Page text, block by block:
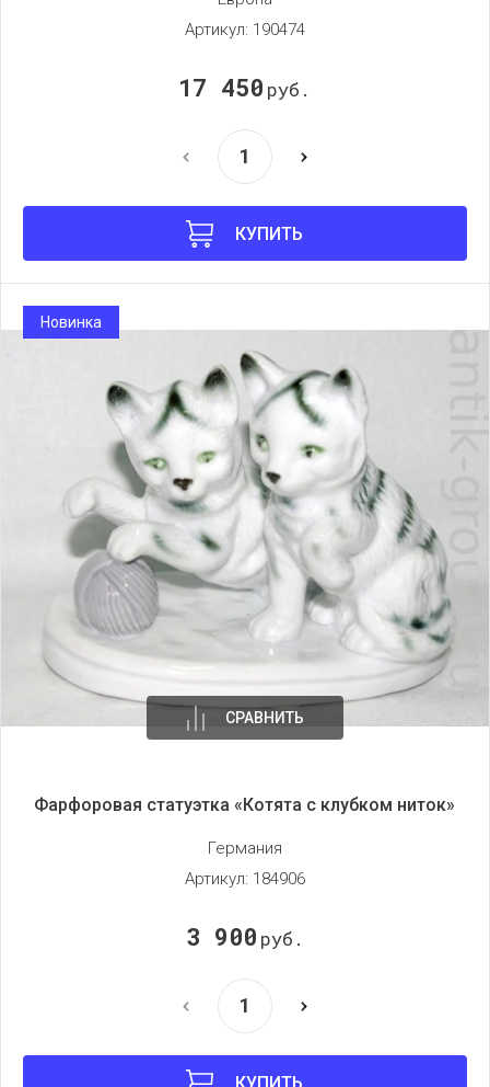
Артикул: 190474
17 450 руб.
КУПИТЬ
СРАВНИТЬ
Новинка
Фарфоровая статуэтка «Котята с клубком ниток»
Германия
Артикул: 184906
3 900 руб.